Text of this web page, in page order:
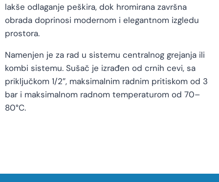
lakše odlaganje peškira, dok hromirana završna
obrada doprinosi modernom i elegantnom izgledu
prostora.
Namenjen je za rad u sistemu centralnog grejanja ili
kombi sistemu. Sušač je izrađen od crnih cevi, sa
priključkom 1/2″, maksimalnim radnim pritiskom od 3
bar i maksimalnom radnom temperaturom od 70–
80°C.